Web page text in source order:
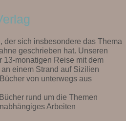
der sich insbesondere das Thema
geschrieben hat. Unseren
13-monatigen Reise mit dem
einem Strand auf Sizilien
von unterwegs aus
rund um die Themen
Arbeiten